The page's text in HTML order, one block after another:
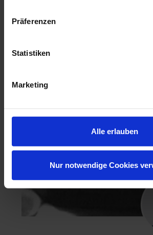
Präferenzen
Statistiken
Marketing
Alle erlauben
Nur notwendige Cookies
06.11.26 - 07.11.26
Dr. Hanni Lohmar